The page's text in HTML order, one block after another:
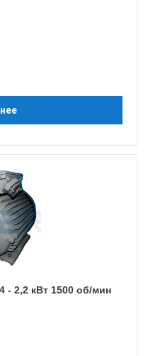
- 2,2 кВт 1500 об/мин